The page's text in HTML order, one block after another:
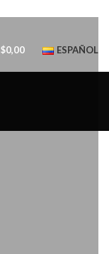
$0,00 ESPAÑOL